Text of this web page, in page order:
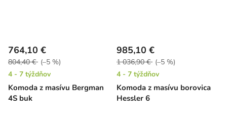
Komoda z masívu Bergman
4S buk
764,10 €
804,40 € (–5 %)
4 - 7 týždňov
Komoda z masívu borovica
Hessler 6
985,10 €
1 036,90 € (–5 %)
4 - 7 týždňov